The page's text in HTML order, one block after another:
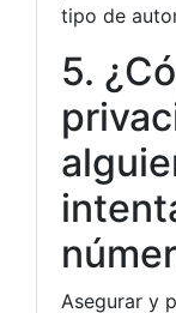
tipo de
5.
Asegurar y